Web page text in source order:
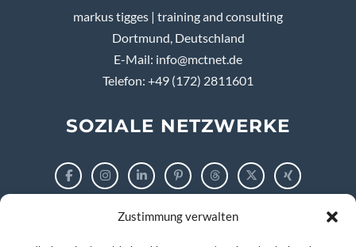
Zustimmung verwalten
markus tigges | training and consulting
Dortmund, Deutschland
E-Mail: info@mctnet.de
Telefon: +49 (172) 2811601
SOZIALE NETZWERKE